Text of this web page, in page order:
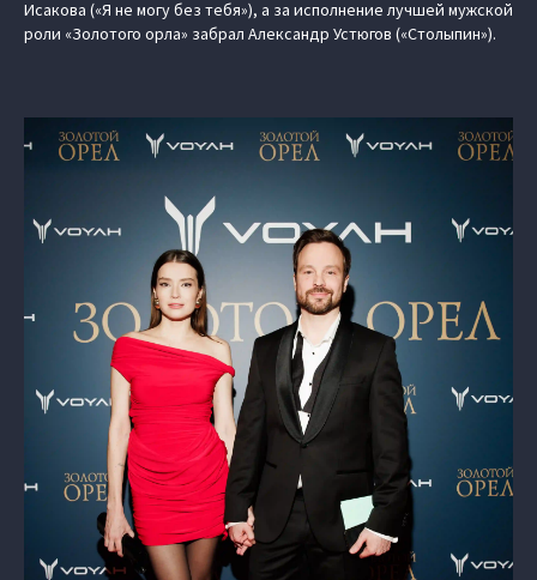
Исакова («Я не могу без тебя»), а за исполнение лучшей мужской
роли «Золотого орла» забрал Александр Устюгов («Столыпин»).